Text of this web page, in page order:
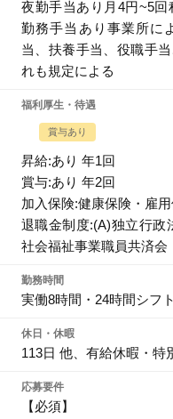
夜勤手当あり月4円~5
勤務手当あり事業所に
当、扶養手当、役職手
れも規定による
福利厚生・待遇
賞与あり
昇給:あり 年1回
賞与:あり 年2回
加入保険:健康保険・雇
退職金制度:(A)独立行政
社会福祉事業職員共済会
勤務時間
実働8時間・24時間シフ
休日・休暇
113日 他、有給休暇・特
応募要件
【必須】